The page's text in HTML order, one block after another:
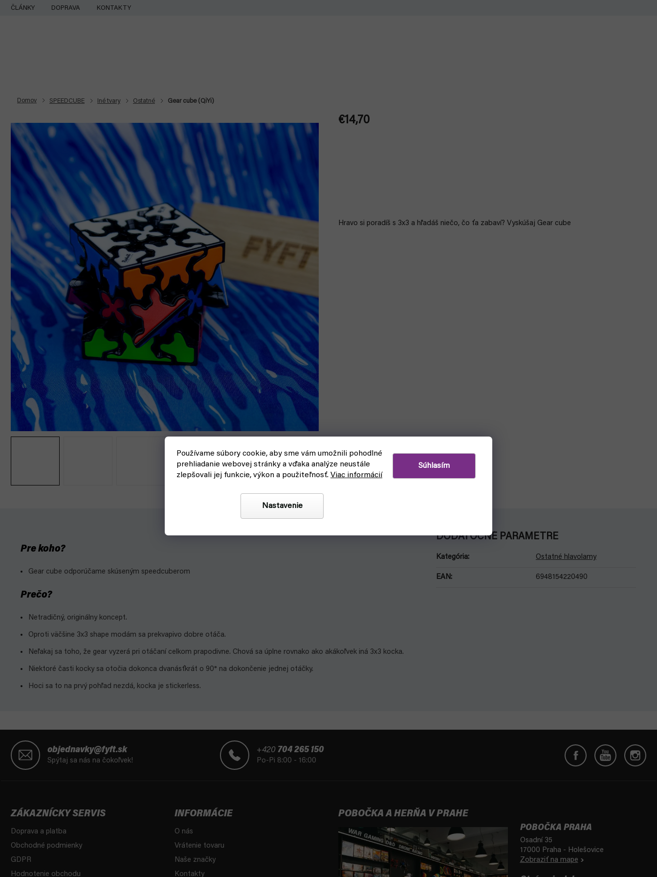
Používame súbory cookie, aby sme vám umožnili pohodlné
prehliadanie webovej stránky a vďaka analýze neustále
zlepšovali jej funkcie, výkon a použiteľnosť. Viac informácií
Nastavenie
Súhlasím
Prejsť
ČLÁNKY DOPRAVA KONTAKTY
Domov SPEEDCUBE Iné tvary Ostatné Gear cube (QiYi)
€14,70
Hravo si poradíš s 3x3 a hľadáš niečo, čo ťa zabaví? Vyskúšaj Gear cube
Pre koho?
Gear cube odporúčame skúseným speedcuberom
Prečo?
Netradičný, originálny koncept.
Oproti väčšine 3x3 shape modám sa prekvapivo dobre otáča.
Neľakaj sa toho, že gear vyzerá pri otáčaní celkom prapodivne. Chová sa úplne rovnako ako akákoľvek iná 3x3 kocka.
Niektoré časti kocky sa otočia dokonca dvanásťkrát o 90° na dokončenie jednej otáčky.
Hoci sa to na prvý pohľad nezdá, kocka je stickerless.
DODATOČNÉ PARAMETRE
Kategória: Ostatné hlavolamy
EAN: 6948154220490
objednavky@fyft.sk
Spýtaj sa nás na čokoľvek!
+420 704 265 150
Po-Pi 8:00 - 16:00
ZÁKAZNÍCKY SERVIS
Doprava a platba
Obchodné podmienky
GDPR
Hodnotenie obchodu
INFORMÁCIE
O nás
Vrátenie tovaru
Naše značky
Kontakty
POBOČKA A HERŇA V PRAHE
POBOČKA PRAHA
Osadní 35
17000 Praha - Holešovice
Zobraziť na mape